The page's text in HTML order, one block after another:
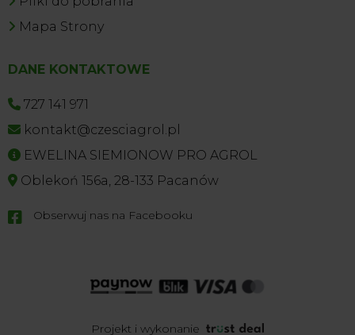
Mapa Strony
DANE KONTAKTOWE
727 141 971
kontakt@czesciagrol.pl
EWELINA SIEMIONOW PRO AGROL
Oblekoń 156a, 28-133 Pacanów
 Obserwuj nas na Facebooku
Projekt i wykonanie